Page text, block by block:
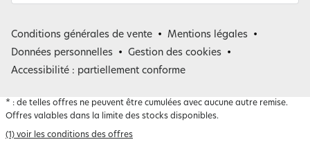
Belgique
Conditions générales de vente
Mentions légales
Données personnelles
Gestion des cookies
Accessibilité : partiellement conforme
* : de telles offres ne peuvent être cumulées avec aucune autre remise.
Offres valables dans la limite des stocks disponibles.
(1) voir les conditions des offres